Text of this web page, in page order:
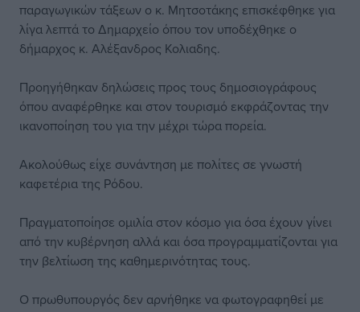
παραγωγικών τάξεων ο κ. Μητσοτάκης επισκέφθηκε για
λίγα λεπτά το Δημαρχείο όπου τον υποδέχθηκε ο
δήμαρχος κ. Αλέξανδρος Κολιαδης.
Προηγήθηκαν δηλώσεις προς τους δημοσιογράφους
όπου αναφέρθηκε και στον τουρισμό εκφράζοντας την
ικανοποίηση του για την μέχρι τώρα πορεία.
Ακολούθως είχε συνάντηση με πολίτες σε γνωστή
καφετέρια της Ρόδου.
Πραγματοποίησε ομιλία στον κόσμο για όσα έχουν γίνει
από την κυβέρνηση αλλά και όσα προγραμματίζονται για
την βελτίωση της καθημερινότητας τους.
Ο πρωθυπουργός δεν αρνήθηκε να φωτογραφηθεί με